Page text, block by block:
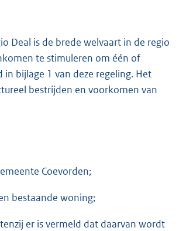
Deal is de brede welvaart in de regio
te stimuleren om één of
bijlage 1 van deze regeling. Het
bestrijden en voorkomen van
Coevorden;
bestaande woning;
er is vermeld dat daarvan wordt